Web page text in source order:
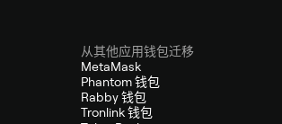
从其他应用钱包迁移
MetaMask
Phantom 钱包
Rabby 钱包
Tronlink 钱包